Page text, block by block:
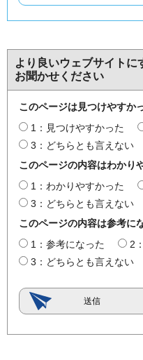
より良いウェブサイトに
お聞かせください
このページは見つけやすか
1：見つけやすかった
3：どちらとも言えない
このページの内容はわかり
1：わかりやすかった
3：どちらとも言えない
このページの内容は参考に
1：参考になった
2
3：どちらとも言えない